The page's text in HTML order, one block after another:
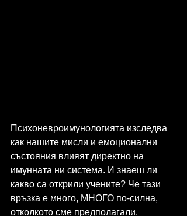
Психоневроимунологията изследва
как нашите мисли и емоционални
състояния влияят директно на
имунната ни система. И знаеш ли
какво са открили учените? Че тази
връзка е много, МНОГО по-силна,
отколкото сме предполагали.